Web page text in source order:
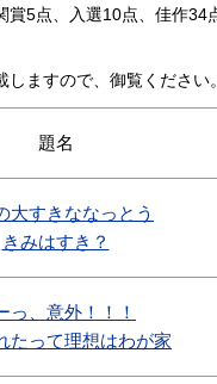
5点、入選10点、佳作34
ますので、御覧ください。
題名
大すきななっとう
きみはすき？
っ、意外！！！
たって理想はわが家